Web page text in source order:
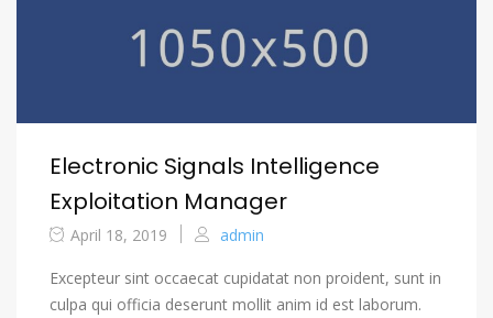
Electronic Signals Intelligence
Exploitation Manager
April 18, 2019 admin
Excepteur sint occaecat cupidatat non proident, sunt in
culpa qui officia deserunt mollit anim id est laborum.